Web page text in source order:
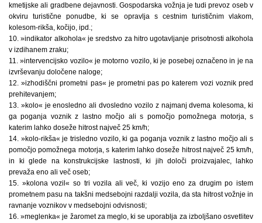
kmetijske ali gradbene dejavnosti. Gospodarska vožnja je tudi prevoz oseb v
okviru turistične ponudbe, ki se opravlja s cestnim turističnim vlakom,
kolesom-rikša, kočijo, ipd.;
10. »indikator alkohola« je sredstvo za hitro ugotavljanje prisotnosti alkohola
v izdihanem zraku;
11. »intervencijsko vozilo« je motorno vozilo, ki je posebej označeno in je na
izvrševanju določene naloge;
12. »izhodiščni prometni pas« je prometni pas po katerem vozi voznik pred
prehitevanjem;
13. »kolo« je enosledno ali dvosledno vozilo z najmanj dvema kolesoma, ki
ga poganja voznik z lastno močjo ali s pomočjo pomožnega motorja, s
katerim lahko doseže hitrost največ 25 km/h;
14. »kolo-rikša« je trisledno vozilo, ki ga poganja voznik z lastno močjo ali s
pomočjo pomožnega motorja, s katerim lahko doseže hitrost največ 25 km/h,
in ki glede na konstrukcijske lastnosti, ki jih določi proizvajalec, lahko
prevaža eno ali več oseb;
15. »kolona vozil« so tri vozila ali več, ki vozijo eno za drugim po istem
prometnem pasu na takšni medsebojni razdalji vozila, da sta hitrost vožnje in
ravnanje voznikov v medsebojni odvisnosti;
16. »meglenka« je žaromet za meglo, ki se uporablja za izboljšano osvetlitev